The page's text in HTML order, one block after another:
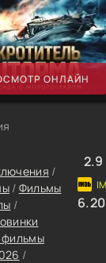
ОНЛАЙН
/
/ Фильмы
/
фильмы
/
2.9
6.20